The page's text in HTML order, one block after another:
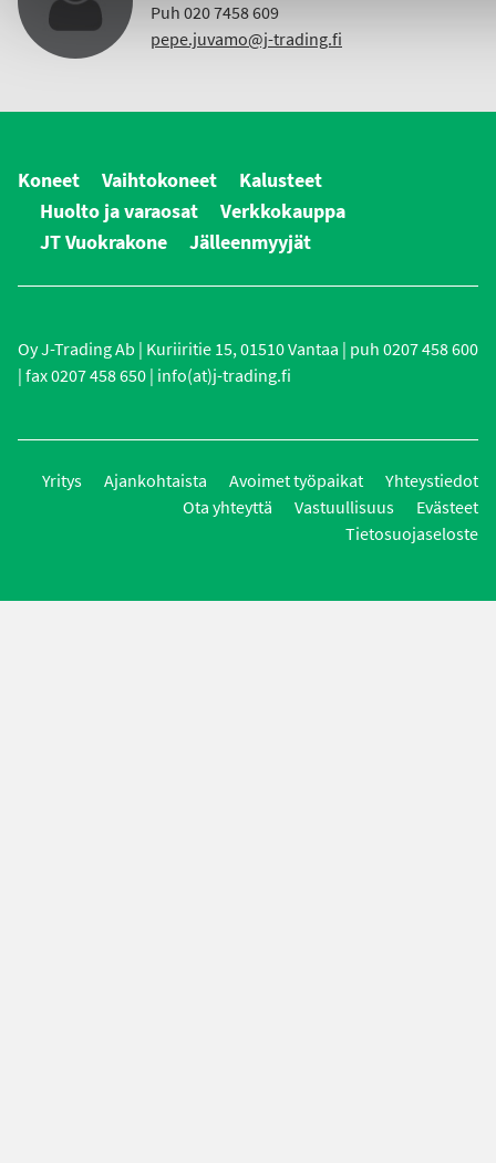
Puh 020 7458 609
pepe.juvamo@j-trading.fi
Koneet Vaihtokoneet
Kalusteet
Huolto ja varaosat
Verkkokauppa
JT Vuokrakone
Jälleenmyyjät
Oy J-Trading Ab | Kuriiritie 15, 01510 Vantaa | puh 0207 458 600
| fax 0207 458 650 | info(at)j-trading.fi
Yritys Ajankohtaista Avoimet työpaikat
Yhteystiedot
Ota yhteyttä
Vastuullisuus
Evästeet
Tietosuojaseloste